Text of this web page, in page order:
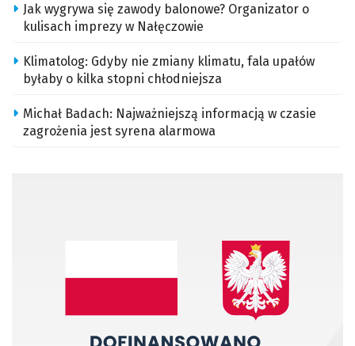
Jak wygrywa się zawody balonowe? Organizator o
kulisach imprezy w Nałęczowie
Klimatolog: Gdyby nie zmiany klimatu, fala upałów
byłaby o kilka stopni chłodniejsza
Michał Badach: Najważniejszą informacją w czasie
zagrożenia jest syrena alarmowa